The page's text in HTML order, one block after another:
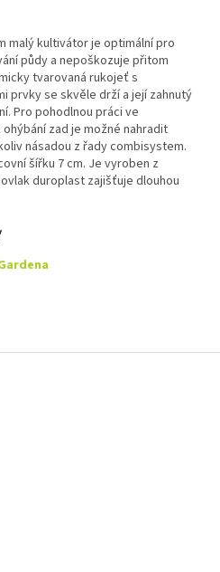
malý kultivátor je optimální pro
půdy a nepoškozuje přitom
tvarovaná rukojeť s
prvky se skvěle drží a její zahnutý
Pro pohodlnou práci ve
zad je možné nahradit
násadou z řady combisystem.
šířku 7 cm. Je vyroben z
duroplast zajišťuje dlouhou